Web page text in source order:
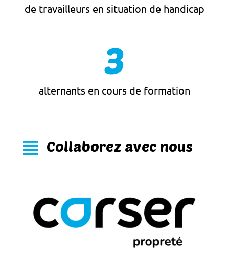
de travailleurs en situation de handicap
3
alternants en cours de formation
Collaborez avec nous